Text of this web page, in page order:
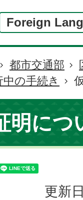
Foreign
都市交通部
の手続き
明につ
更新